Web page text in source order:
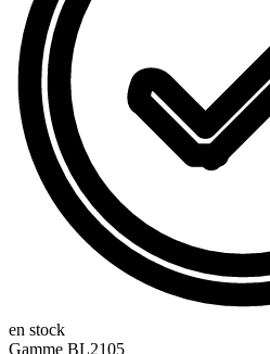
en stock
Gamme BL2105